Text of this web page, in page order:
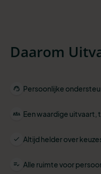
Daarom
Persoonlijke
Een waardige uitvaart,
Altijd helder over
Alle ruimte voor